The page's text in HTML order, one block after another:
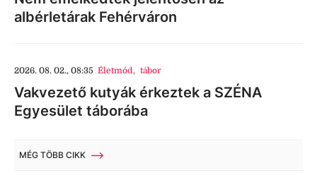
albérletárak Fehérváron
2026. 08. 02., 08:35 Életmód, tábor
Vakvezető kutyák érkeztek a SZÉNA
Egyesület táborába
MÉG TÖBB CIKK